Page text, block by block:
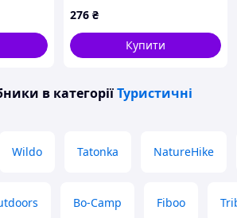
276 ₴
Купити
в категоріїТуристичні
Wildo Tatonka NatureHike
Bo-Camp Fiboo